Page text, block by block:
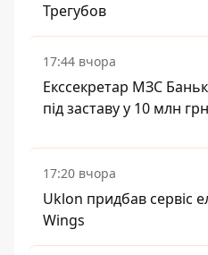
Трегубов
17:44 вчора
Екссекретар МЗС
під заставу у 10 млн грн
17:20 вчора
Uklon придбав сервіс
Wings